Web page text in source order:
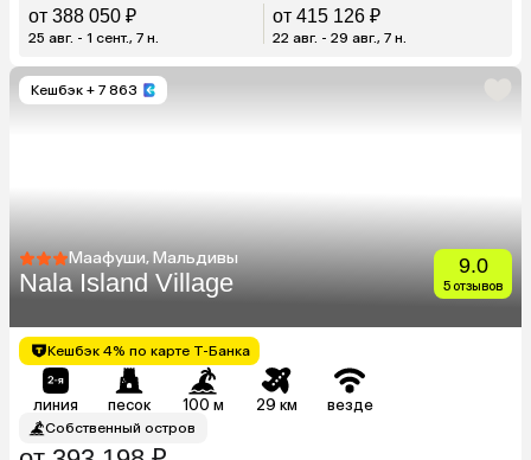
от 388 050 ₽
25 авг. - 1 сент., 7 н.
от 415 126 ₽
22 авг. - 29 авг., 7 н.
Кешбэк + 7 863
Маафуши, Мальдивы
Nala Island Village
9.0
5 отзывов
Кешбэк 4% по карте Т-Банка
линия песок 100 м 29 км везде
Собственный остров